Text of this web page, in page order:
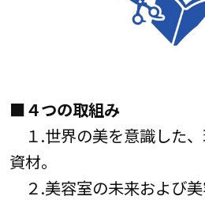
■４つの取組み
１.世界の美を意識した
資材。
２.美容室の未来および